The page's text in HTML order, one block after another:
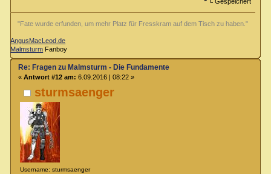
"Fate wurde erfunden, um mehr Platz für Fresskram auf dem Tisch zu haben."
AngusMacLeod.de
Malmsturm Fanboy
sturmsaenger
Username: sturmsaenger
Re: Fragen zu Malmsturm - Die Fundamente
« Antwort #12 am: 6.09.2016 | 08:22 »